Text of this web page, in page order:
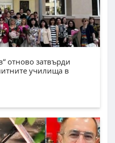
отново затвърди
училища в